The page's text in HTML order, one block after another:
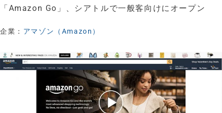
「Amazon Go」、シアトルで一般客向けにオープン
企業： アマゾン（Amazon）